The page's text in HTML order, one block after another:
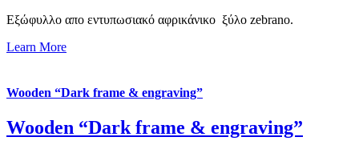
Εξώφυλλο απο εντυπωσιακό αφρικάνικο ξύλο zebrano.
Learn More
Wooden “Dark frame & engraving”
Wooden “Dark frame & engraving”